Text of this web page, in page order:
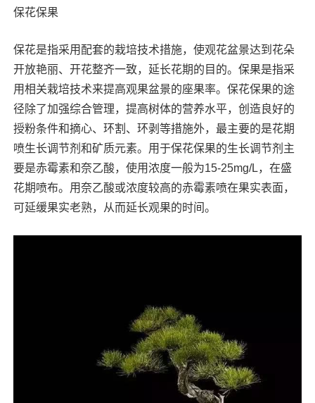
保花保果
保花是指采用配套的栽培技术措施，使观花盆景达到花朵
开放艳丽、开花整齐一致，延长花期的目的。保果是指采
用相关栽培技术来提高观果盆景的座果率。保花保果的途
径除了加强综合管理，提高树体的营养水平，创造良好的
授粉条件和摘心、环割、环剥等措施外，最主要的是花期
喷生长调节剂和矿质元素。用于保花保果的生长调节剂主
要是赤霉素和奈乙酸，使用浓度一般为15-25mg/L，在盛
花期喷布。用奈乙酸或浓度较高的赤霉素喷在果实表面，
可延缓果实老熟，从而延长观果的时间。